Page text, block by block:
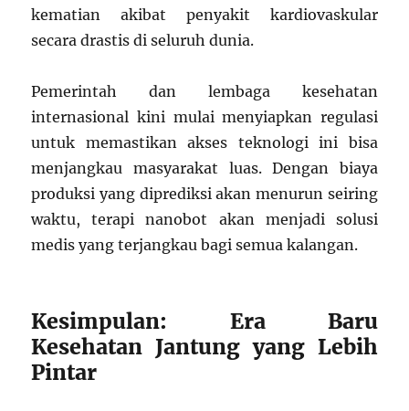
kematian akibat penyakit kardiovaskular
secara drastis di seluruh dunia.
Pemerintah dan lembaga kesehatan
internasional kini mulai menyiapkan regulasi
untuk memastikan akses teknologi ini bisa
menjangkau masyarakat luas. Dengan biaya
produksi yang diprediksi akan menurun seiring
waktu, terapi nanobot akan menjadi solusi
medis yang terjangkau bagi semua kalangan.
Kesimpulan: Era Baru
Kesehatan Jantung yang Lebih
Pintar